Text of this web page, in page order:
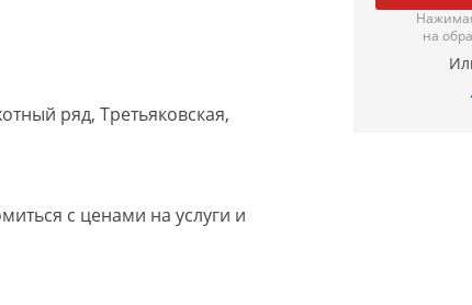
ряд, Третьяковская,
с ценами на услуги и
на